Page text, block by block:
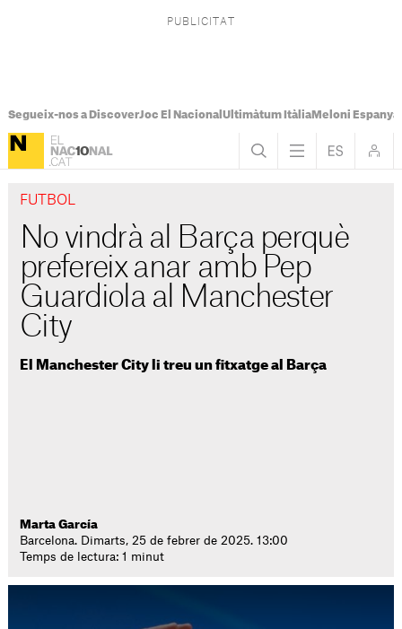
Segueix-nos a DiscoverJoc El Nacional Ultimàtum ItàliaMeloni Espanya
FUTBOL
No vindrà al Barça perquè
prefereix anar amb Pep
Guardiola al Manchester
City
El Manchester City li treu un fitxatge al Barça
Marta García
Barcelona. Dimarts, 25 de febrer de 2025. 13:00
Temps de lectura: 1 minut